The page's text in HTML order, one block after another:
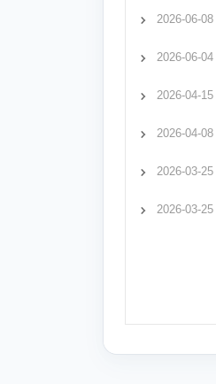
2026-06-08
2026-06-04
2026-04-15
2026-04-08
2026-03-25
2026-03-25